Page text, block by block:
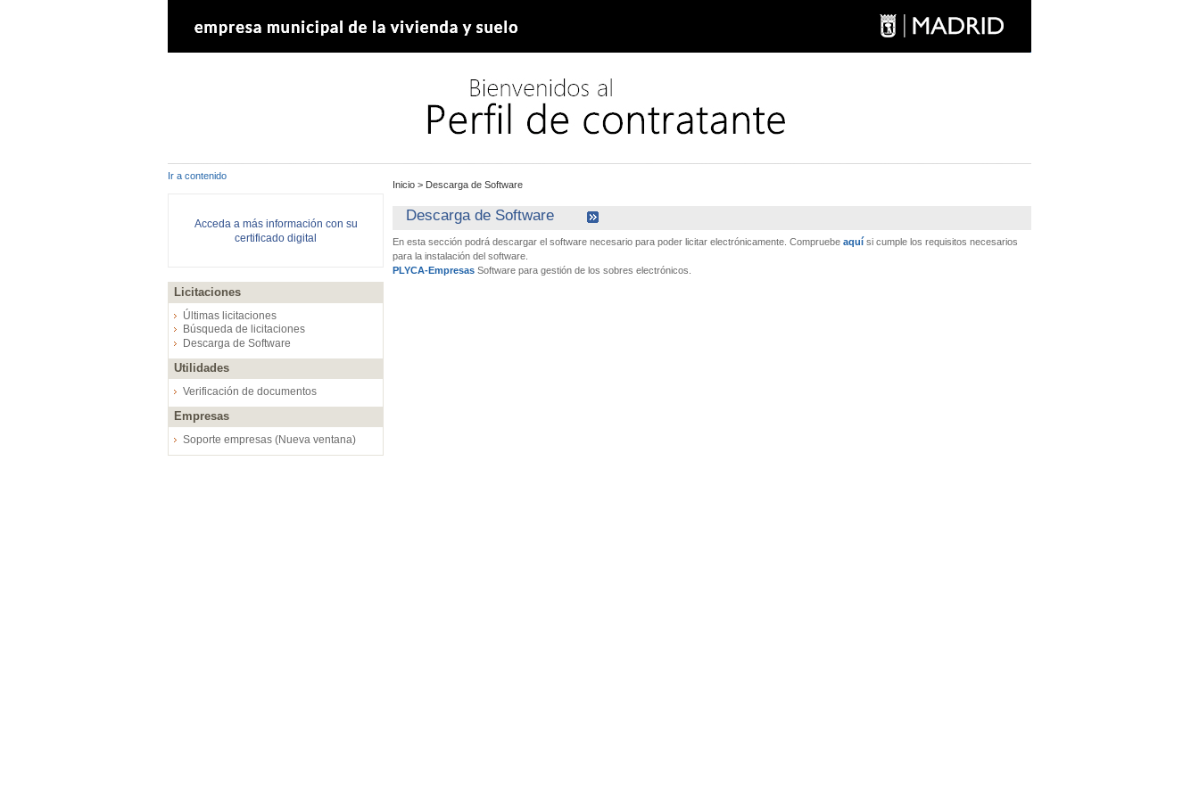
Ir a contenido
Acceda a más información con su
certificado digital
Licitaciones
Últimas licitaciones
Búsqueda de licitaciones
Descarga de Software
Utilidades
Verificación de documentos
Empresas
Soporte empresas (Nueva ventana)
Inicio > Descarga de Software
Descarga de Software
En esta sección podrá descargar el software necesario para poder licitar electrónicamente. Compruebe aquí si cumple los requisitos necesarios
para la instalación del software.
PLYCA-Empresas Software para gestión de los sobres electrónicos.